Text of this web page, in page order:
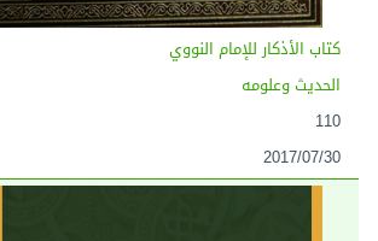
كتاب الأذكار للإمام النووي
الحديث وعلومه
110
2017/07/30